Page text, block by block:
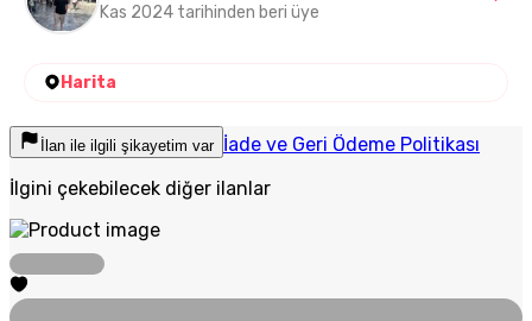
Kas 2024 tarihinden beri üye
Harita
İlan ile ilgili şikayetim var İade ve Geri Ödeme Politikası
İlgini çekebilecek diğer ilanlar